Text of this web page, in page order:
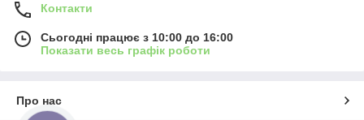
Контакти
Сьогодні працює з 10:00 до 16:00
Показати весь графік роботи
Про нас